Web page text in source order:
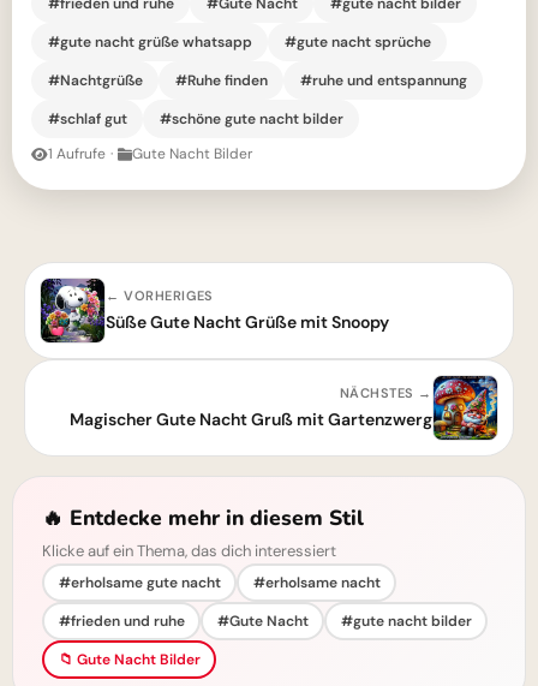
#gute nacht grüße whatsapp
#gute nacht sprüche
#Nachtgrüße
#Ruhe finden
#ruhe und entspannung
#schlaf gut
#schöne gute nacht bilder
1 Aufrufe · Gute Nacht Bilder
← VORHERIGES
Süße Gute Nacht Grüße mit Snoopy
NÄCHSTES →
Magischer Gute Nacht Gruß mit Gartenzwerg
🔥 Entdecke mehr in diesem Stil
Klicke auf ein Thema, das dich interessiert
#erholsame gute nacht
#erholsame nacht
#frieden und ruhe
#Gute Nacht
#gute nacht bilder
📁 Gute Nacht Bilder